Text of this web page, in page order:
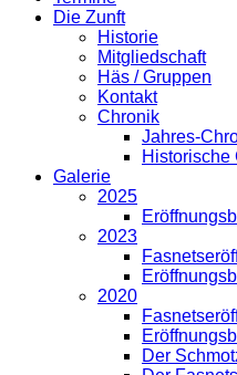
Die Zunft
Historie
Mitgliedschaft
Häs / Gruppen
Kontakt
Chronik
Jahres-
Historische
Galerie
2025
2023
2020
Der